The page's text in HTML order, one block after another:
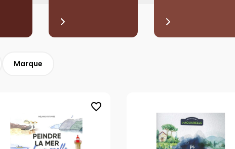
Marque
favorite_border